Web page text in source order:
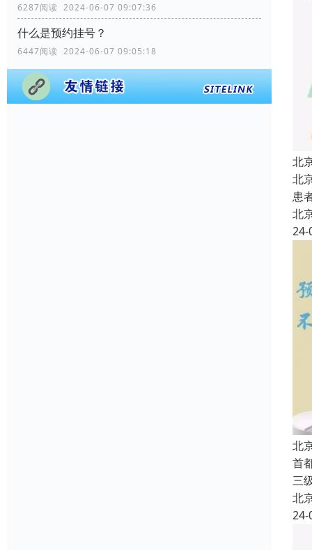
6287阅读 2024-06-07 09:07:36
什么是预约挂号？
6447阅读 2024-06-07 09:05:18
北
北
患
北
24-
北
首
三
北
24-